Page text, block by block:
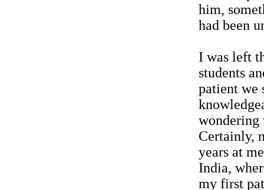
him,
had been
I was left
students
patient we
wondering
Certainly,
years at
India,
my first